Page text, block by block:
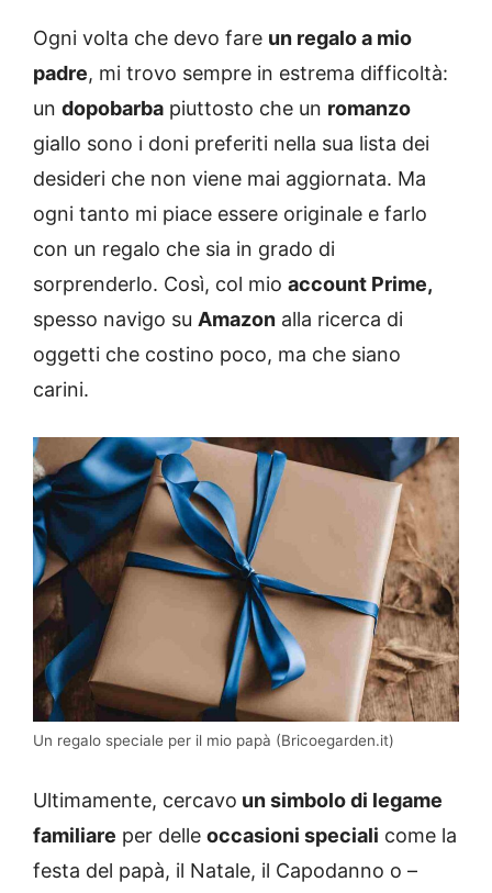
Ogni volta che devo fare un regalo a mio
padre, mi trovo sempre in estrema difficoltà:
un dopobarba piuttosto che un romanzo
giallo sono i doni preferiti nella sua lista dei
desideri che non viene mai aggiornata. Ma
ogni tanto mi piace essere originale e farlo
con un regalo che sia in grado di
sorprenderlo. Così, col mio account Prime,
spesso navigo su Amazon alla ricerca di
oggetti che costino poco, ma che siano
carini.
Un regalo speciale per il mio papà (Bricoegarden.it)
Ultimamente, cercavo un simbolo di legame
familiare per delle occasioni speciali come la
festa del papà, il Natale, il Capodanno o –